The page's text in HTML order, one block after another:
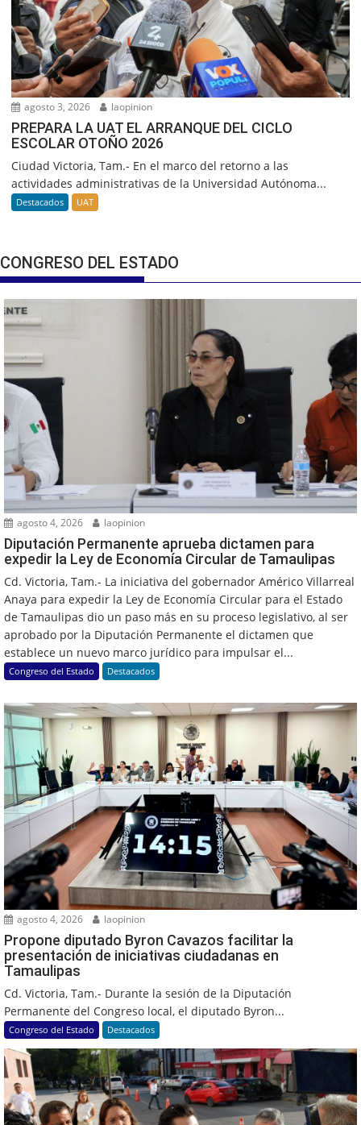
agosto 3, 2026 laopinion
PREPARA LA UAT EL ARRANQUE DEL CICLO
ESCOLAR OTOÑO 2026
Ciudad Victoria, Tam.- En el marco del retorno a las
actividades administrativas de la Universidad Autónoma...
Destacados UAT
CONGRESO DEL ESTADO
agosto 4, 2026 laopinion
Diputación Permanente aprueba dictamen para
expedir la Ley de Economía Circular de Tamaulipas
Cd. Victoria, Tam.- La iniciativa del gobernador Américo Villarreal
Anaya para expedir la Ley de Economía Circular para el Estado
de Tamaulipas dio un paso más en su proceso legislativo, al ser
aprobado por la Diputación Permanente el dictamen que
establece un nuevo marco jurídico para impulsar el...
Congreso del Estado Destacados
agosto 4, 2026 laopinion
Propone diputado Byron Cavazos facilitar la
presentación de iniciativas ciudadanas en
Tamaulipas
Cd. Victoria, Tam.- Durante la sesión de la Diputación
Permanente del Congreso local, el diputado Byron...
Congreso del Estado Destacados